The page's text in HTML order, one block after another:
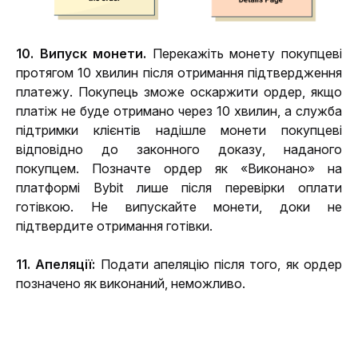
10. Випуск монети. Перекажіть монету покупцеві
протягом 10 хвилин після отримання підтвердження
платежу. Покупець зможе оскаржити ордер, якщо
платіж не буде отримано через 10 хвилин, а служба
підтримки клієнтів надішле монети покупцеві
відповідно до законного доказу, наданого
покупцем. Позначте ордер як «Виконано» на
платформі Bybit лише після перевірки оплати
готівкою. Не випускайте монети, доки не
підтвердите отримання готівки.
11. Апеляції: Подати апеляцію після того, як ордер
позначено як виконаний, неможливо.